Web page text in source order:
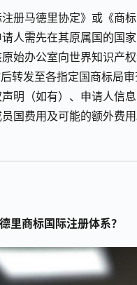
册马德里协定》或《商
人需先在其原属国的国
始办公室向世界知识产
转发至各指定国商标局
明（如有）、申请人信
国费用及可能的额外费用
里商标国际注册体系？